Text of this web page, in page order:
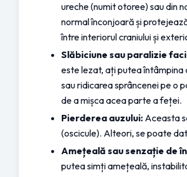
ureche (numit otoree) sau din
normal înconjoară și
între interiorul craniului și
Slăbiciune sau paralizie
este lezat, ați putea întâmpina
sau ridicarea sprâncenei pe o
de a mișca acea parte a feței.
Pierderea auzului: Aceasta
(oscicule). Alteori, se poate
Amețeală sau senzație de
putea simți amețeală,